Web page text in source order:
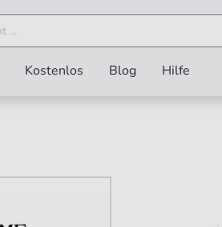
Kostenlos Blog Hilfe